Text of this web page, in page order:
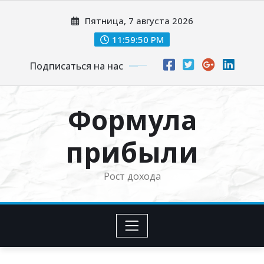
Пятница, 7 августа 2026
11:59:50 PM
Подписаться на нас
Формула
прибыли
Рост дохода